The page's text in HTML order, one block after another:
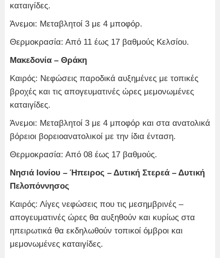
καταιγίδες.
Άνεμοι: Μεταβλητοί 3 με 4 μποφόρ.
Θερμοκρασία: Από 11 έως 17 βαθμούς Κελσίου.
Μακεδονία – Θράκη
Καιρός: Νεφώσεις παροδικά αυξημένες με τοπικές
βροχές και τις απογευματινές ώρες μεμονωμένες
καταιγίδες.
Άνεμοι: Μεταβλητοί 3 με 4 μποφόρ και στα ανατολικά
βόρειοι βορειοανατολικοί με την ίδια ένταση.
Θερμοκρασία: Από 08 έως 17 βαθμούς.
Νησιά Ιονίου – Ήπειρος – Δυτική Στερεά – Δυτική
Πελοπόννησος
Καιρός: Λίγες νεφώσεις που τις μεσημβρινές –
απογευματινές ώρες θα αυξηθούν και κυρίως στα
ηπειρωτικά θα εκδηλωθούν τοπικοί όμβροι και
μεμονωμένες καταιγίδες.